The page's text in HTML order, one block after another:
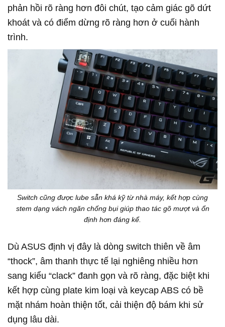
phản hồi rõ ràng hơn đôi chút, tạo cảm giác gõ dứt
khoát và có điểm dừng rõ ràng hơn ở cuối hành
trình.
Switch cũng được lube sẵn khá kỹ từ nhà máy, kết hợp cùng
stem dạng vách ngăn chống bụi giúp thao tác gõ mượt và ổn
định hơn đáng kể.
Dù ASUS định vị đây là dòng switch thiên về âm
“thock”, âm thanh thực tế lại nghiêng nhiều hơn
sang kiểu “clack” đanh gọn và rõ ràng, đặc biệt khi
kết hợp cùng plate kim loại và keycap ABS có bề
mặt nhám hoàn thiện tốt, cải thiện độ bám khi sử
dụng lâu dài.